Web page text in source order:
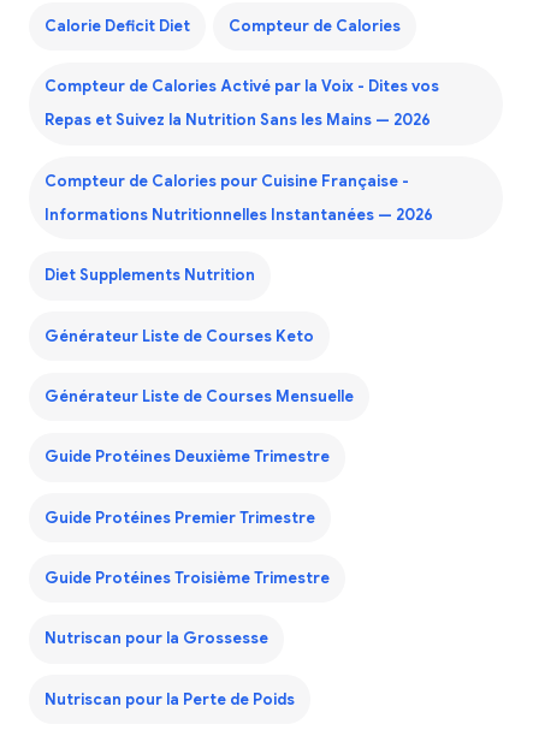
Calorie Deficit Diet Compteur de Calories
Compteur de Calories Activé par la Voix - Dites vos
Repas et Suivez la Nutrition Sans les Mains — 2026
Compteur de Calories pour Cuisine Française -
Informations Nutritionnelles Instantanées — 2026
Diet Supplements Nutrition
Générateur Liste de Courses Keto
Générateur Liste de Courses Mensuelle
Guide Protéines Deuxième Trimestre
Guide Protéines Premier Trimestre
Guide Protéines Troisième Trimestre
Nutriscan pour la Grossesse
Nutriscan pour la Perte de Poids